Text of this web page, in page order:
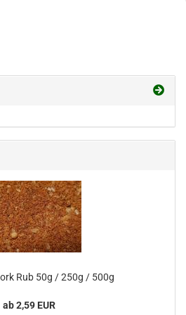
Rub 50g / 250g / 500g
ab 2,59 EUR